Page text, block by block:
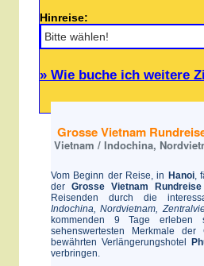
Hinreise:
» Wie buche ich weitere
Grosse Vietnam
Vietnam / Indochina,
Vom Beginn der Reise, in Hanoi,
der Grosse Vietnam Rundreise
Reisenden durch die
Indochina, Nordvietnam,
kommenden 9 Tage
sehenswertesten Merkmale
bewährten Verlängerungshotel
verbringen.